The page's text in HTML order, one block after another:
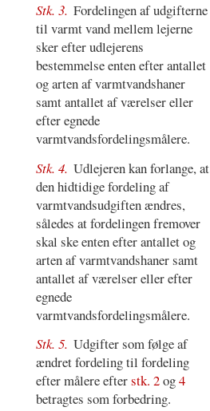
Stk. 3. Fordelingen af udgifterne
til varmt vand mellem lejerne
sker efter udlejerens
bestemmelse enten efter antallet
og arten af varmtvandshaner
samt antallet af værelser eller
efter egnede
varmtvandsfordelingsmålere.
Stk. 4. Udlejeren kan forlange, at
den hidtidige fordeling af
varmtvandsudgiften ændres,
således at fordelingen fremover
skal ske enten efter antallet og
arten af varmtvandshaner samt
antallet af værelser eller efter
egnede
varmtvandsfordelingsmålere.
Stk. 5. Udgifter som følge af
ændret fordeling til fordeling
efter målere efterstk. 2og4
betragtes som forbedring.